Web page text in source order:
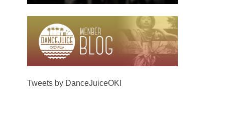
Tweets by DanceJuiceOKI